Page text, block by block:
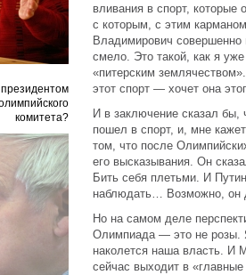
комитета?
вливания в спорт, которые
с которым, с этим
Владимирович совершенно
смело. Это такой, как я
«питерским
этот спорт — хочет она
И в заключение сказал
пошел в спорт, и, мне
том, что после
его высказывания. Он
Бить себя плетьми. И
наблюдать… Возможно, он
Но на самом деле
Олимпиада — это не розы.
наколется наша власть. И
сейчас выходит в